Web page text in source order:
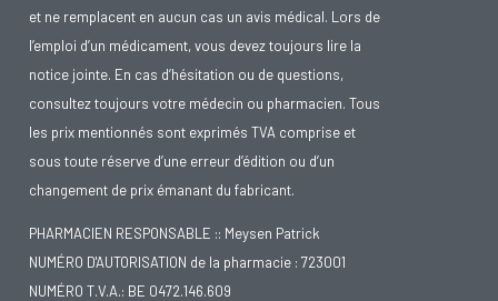
et ne remplacent en aucun cas un avis médical. Lors de
l’emploi d’un médicament, vous devez toujours lire la
notice jointe. En cas d’hésitation ou de questions,
consultez toujours votre médecin ou pharmacien. Tous
les prix mentionnés sont exprimés TVA comprise et
sous toute réserve d’une erreur d’édition ou d’un
changement de prix émanant du fabricant.
PHARMACIEN RESPONSABLE :: Meysen Patrick
NUMÉRO D'AUTORISATION de la pharmacie : 723001
NUMÉRO T.V.A.: BE 0472.146.609